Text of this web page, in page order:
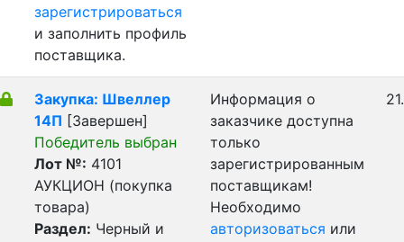
зарегистрироваться
и заполнить профиль
поставщика.
Закупка: Швеллер
14П [Завершен]
Победитель выбран
Лот №: 4101
АУКЦИОН (покупка
товара)
Раздел: Черный и
Информация о
заказчике доступна
только
зарегистрированным
поставщикам!
Необходимо
авторизоваться или